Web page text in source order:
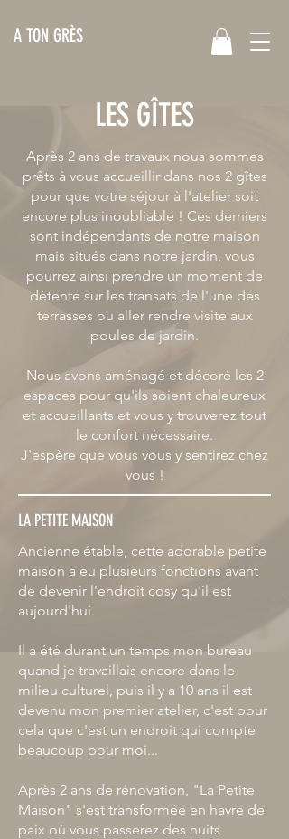
A TON GRÈS
LES GÎTES
Après 2 ans de travaux nous sommes
prêts à vous accueillir dans nos 2 gîtes
pour que votre séjour à l'atelier soit
encore plus inoubliable ! Ces derniers
sont indépendants de notre maison
mais situés dans notre jardin, vous
pourrez ainsi prendre un moment de
détente sur les transats de l'une des
terrasses ou aller rendre visite aux
poules de jardin.
Nous avons aménagé et décoré les 2
espaces pour qu'ils soient chaleureux
et accueillants et vous y trouverez tout
le confort nécessaire.
J'espère que vous vous y sentirez chez
vous !
LA PETITE MAISON
Ancienne étable, cette adorable petite
maison a eu plusieurs fonctions avant
de devenir l'endroit cosy qu'il est
aujourd'hui.
Il a été durant un temps mon bureau
quand je travaillais encore dans le
milieu culturel, puis il y a 10 ans il est
devenu mon premier atelier, c'est pour
cela que c'est un endroit qui compte
beaucoup pour moi...
Après 2 ans de rénovation, "La Petite
Maison" s'est transformée en havre de
paix où vous passerez des nuits